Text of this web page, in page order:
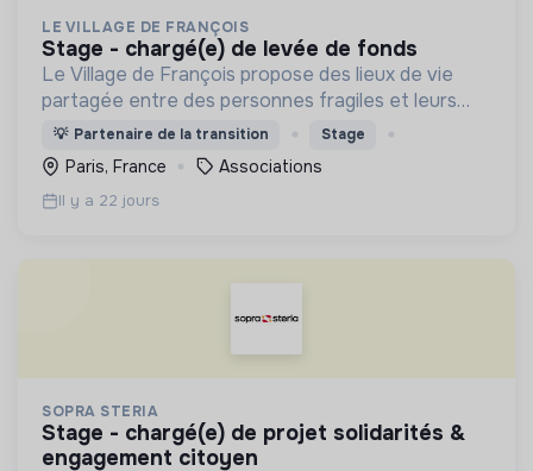
LE VILLAGE DE FRANÇOIS
stage - chargé(e) de levée de fonds
Le Village de François propose des lieux de vie
partagée entre des personnes fragiles et leurs
accompagnateurs autour de 3 axes : - Le vivre-
ensemble - L’activité économique - L’écologie
intégrale
💡 Partenaire de la transition Stage
Paris, France Associations
Il y a 22 jours
SOPRA STERIA
stage - chargé(e) de projet solidarités &
engagement citoyen